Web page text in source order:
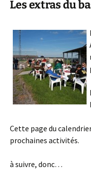
Les extras du
Cette page du
prochaines activités.
à suivre, donc…